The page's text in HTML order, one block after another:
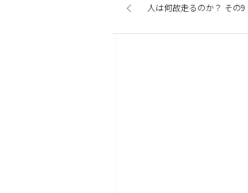
人は何故走るのか？ その9